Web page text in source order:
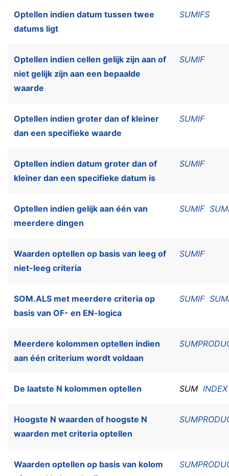
Optellen indien datum tussen twee
datums ligt
SUMIFS
Optellen indien cellen gelijk zijn aan of
niet gelijk zijn aan een bepaalde
waarde
SUMIF
Optellen indien groter dan of kleiner
dan een specifieke waarde
SUMIF
Optellen indien datum groter dan of
kleiner dan een specifieke datum is
SUMIF
Optellen indien gelijk aan één van
meerdere dingen
SUMIF
Waarden optellen op basis van leeg of
niet-leeg criteria
SUMIF
SOM.ALS met meerdere criteria op
basis van OF- en EN-logica
SUMIF
Meerdere kolommen optellen indien
aan één criterium wordt voldaan
De laatste N kolommen optellen SUM INDEX
Hoogste N waarden of hoogste N
waarden met criteria optellen
Waarden optellen op basis van kolom